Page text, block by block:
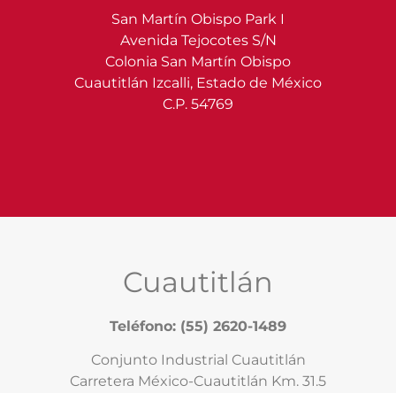
San Martín Obispo Park I
Avenida Tejocotes S/N
Colonia San Martín Obispo
Cuautitlán Izcalli, Estado de México
C.P. 54769
Cuautitlán
Teléfono: (55) 2620-1489
Conjunto Industrial Cuautitlán
Carretera México-Cuautitlán Km. 31.5